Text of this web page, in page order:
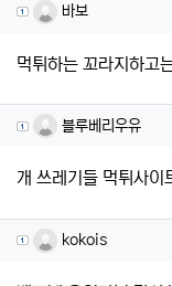
바보님의 댓글
바보
먹튀하는 꼬라지하고
블루베리우유
블루베리우유
개 쓰레기들 먹튀사이
kokois님의
kokois